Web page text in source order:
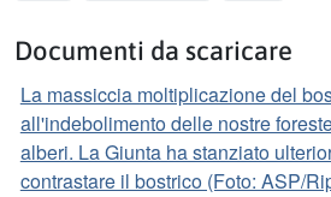
Documenti da scaricare
La massiccia moltiplicazione del
all'indebolimento delle nostre
alberi. La Giunta ha stanziato
contrastare il bostrico (Foto: ASP/